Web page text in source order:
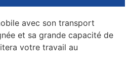
avec son transport
et sa grande capacité de
votre travail au